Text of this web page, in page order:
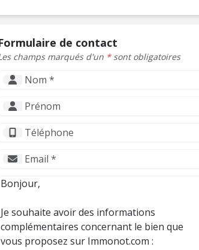
de contact
champs marqués d'un *sont obligatoires